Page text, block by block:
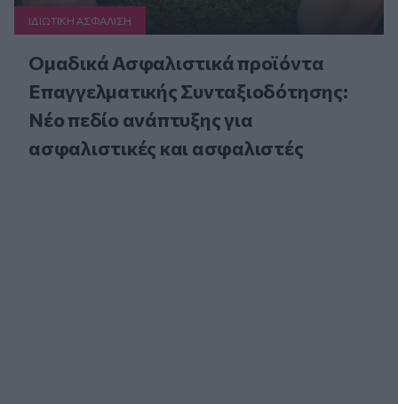
ΙΔΙΩΤΙΚΗ ΑΣΦAΛΙΣΗ
Ομαδικά Ασφαλιστικά προϊόντα
Επαγγελματικής Συνταξιοδότησης:
Νέο πεδίο ανάπτυξης για
ασφαλιστικές και ασφαλιστές